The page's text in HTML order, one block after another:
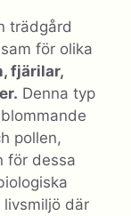
trädgård
för olika
fjärilar,
Denna typ
pollen,
för dessa
där